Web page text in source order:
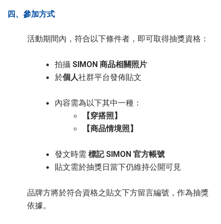
四、參加方式
活動期間內，符合以下條件者，即可取得抽獎資格：
拍攝 SIMON 商品相關照片
於個人社群平台發佈貼文
內容需為以下其中一種：
【穿搭照】
【商品情境照】
發文時需 標記 SIMON 官方帳號
貼文需於抽獎日當下仍維持公開可見
品牌方將於符合資格之貼文下方留言編號，作為抽獎
依據。